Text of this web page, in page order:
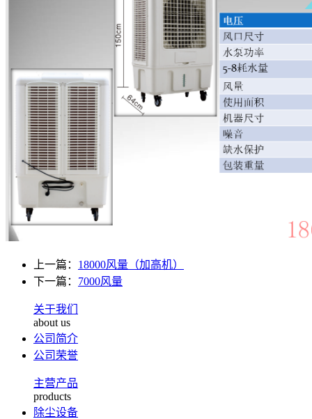
上一篇： 18000风量（加高机）
下一篇： 7000风量
关于我们
about us
公司简介
公司荣誉
主营产品
products
除尘设备